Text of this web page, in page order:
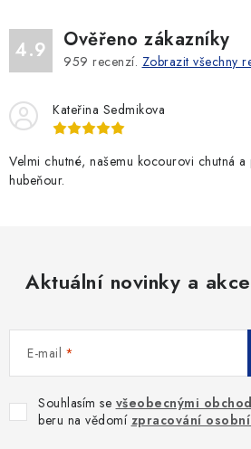
4.9 Ověřeno zákazníky
959 recenzí. Zobrazit všechny
Kateřina Sedmikova
Velmi chutné, našemu kocourovi chutná
hubeňour.
Aktuální novinky a
E-mail
Souhlasím se všeobecnými
beru na vědomí zpracování